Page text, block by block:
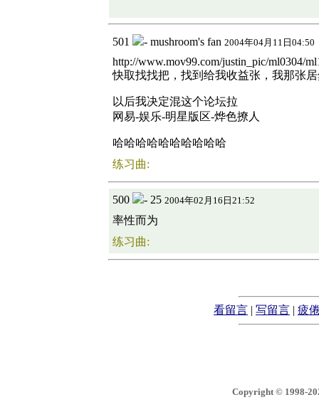
501 - mushroom's fan 2004年04月11日04:50
http://www.mov99.com/justin_pic/ml0304/
快取找找把，找到给我收益张，我那张
以后我决定混这个论坛拉
网易-娱乐-明星版区-烨色撩人
哈哈哈哈哈哈哈哈哈哈
练习曲:
500 - 25 2004年02月16日21:52
率性而为
练习曲:
看留言 | 写留言 | 疲
Copyright © 1998-